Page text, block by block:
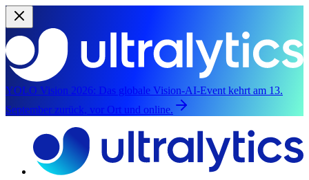
YOLO Vision 2026: Das globale Vision-AI-Event kehrt am 13.
September zurück, vor Ort und online.